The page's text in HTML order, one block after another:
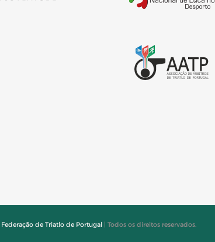
Federação de Triatlo de Portugal | Todos os direitos reservados.